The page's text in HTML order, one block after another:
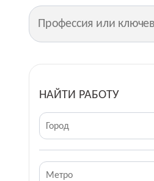
НАЙТИ РАБОТУ
Город
Метро